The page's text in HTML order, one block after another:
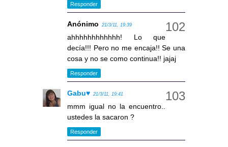
Responder
Anónimo 21/3/11, 19:39
ahhhhhhhhhhhh! Lo que
decía!!! Pero no me encaja!! Se una
cosa y no se como continua!! jajaj
Responder
Gabu♥ 21/3/11, 19:41
mmm igual no la encuentro..
ustedes la sacaron ?
Responder